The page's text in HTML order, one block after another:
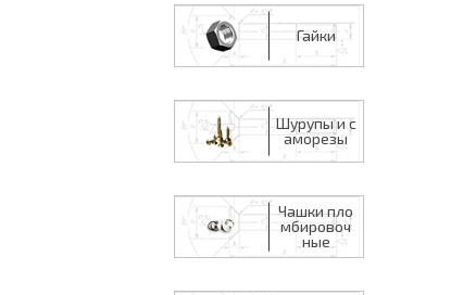
Гайки
Шурупы и с
аморезы
Чашки пло
мбировоч
ные